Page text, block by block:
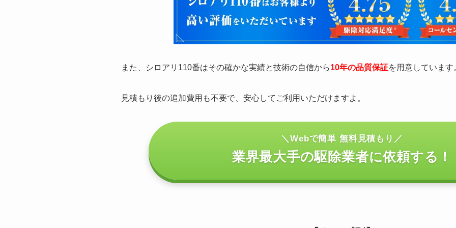
また、シロアリ110番はその確かな実績と技術の自信から10年の品質保証を用意しています
見積もり後の追加費用も不要で、安心してご利用いただけますよ。
＼Webで簡単 無料見積もり／
業界最大手の駆除業者に依頼する！